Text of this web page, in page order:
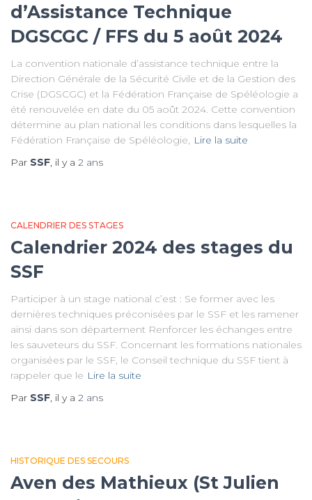
d’Assistance Technique
DGSCGC / FFS du 5 août 2024
La convention nationale d’assistance technique entre la
Direction Générale de la Sécurité Civile et de la Gestion des
Crise (DGSCGC) et la Fédération Française de Spéléologie a
été renouvelée en date du 05 août 2024. Cette convention
détermine au plan national les conditions dans lesquelles la
Fédération Française de Spéléologie, Lire la suite
Par SSF, il y a 2 ans
CALENDRIER DES STAGES
Calendrier 2024 des stages du
SSF
Participer à un stage national c’est : Se former avec les
dernières techniques préconisées par le SSF et les ramener
ainsi dans son département Renforcer les échanges entre
les sauveteurs du SSF. Concernant les formations nationales
organisées par le SSF, le Conseil technique du SSF tient à
rappeler que le Lire la suite
Par SSF, il y a 2 ans
HISTORIQUE DES SECOURS
Aven des Mathieux (St Julien